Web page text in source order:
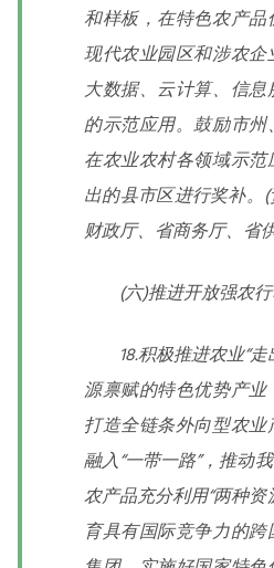
和样板，在特色农产
现代农业园区和涉农企
大数据、云计算、信
的示范应用。鼓励市
在农业农村各领域示
出的县市区进行奖补。
财政厅、省商务厅、省
(六)推进开放强农行
18.积极推进农业“走
源禀赋的特色优势产业
打造全链条外向型农
融入“一带一路”，推动
农产品充分利用“两种
育具有国际竞争力的